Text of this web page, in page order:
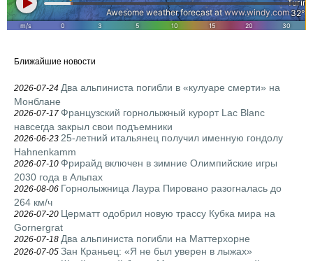
Ближайшие новости
2026-07-24 Два альпиниста погибли в «кулуаре смерти» на
Монблане
2026-07-17 Французский горнолыжный курорт Lac Blanc
навсегда закрыл свои подъемники
2026-06-23 25-летний итальянец получил именную гондолу
Hahnenkamm
2026-07-10 Фрирайд включен в зимние Олимпийские игры
2030 года в Альпах
2026-08-06 Горнолыжница Лаура Пировано разогналась до
264 км/ч
2026-07-20 Церматт одобрил новую трассу Кубка мира на
Gornergrat
2026-07-18 Два альпиниста погибли на Маттерхорне
2026-07-05 Зан Краньец: «Я не был уверен в лыжах»